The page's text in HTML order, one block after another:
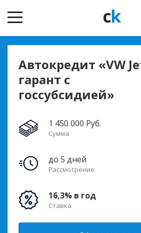
Автокредит «VW
гарант с
госсубсидией»
1 450 000 Руб.
Сумма
до 5 дней
Рассмотрение
16,3% в год
Ставка